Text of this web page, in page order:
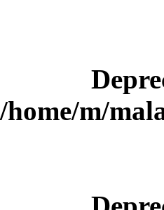
/home/m/